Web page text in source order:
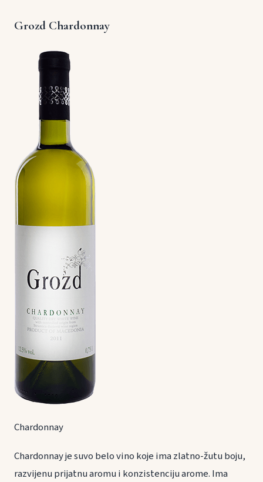
Grozd Chardonnay
Chardonnay
Chardonnay je suvo belo vino koje ima zlatno-žutu boju,
razvijenu prijatnu aromu i konzistenciju arome. Ima